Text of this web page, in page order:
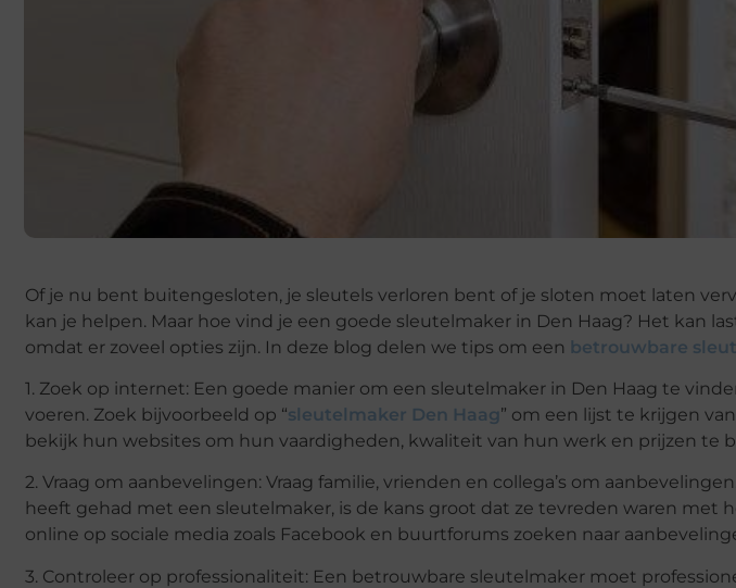
Of je nu bent buitengesloten, je sleutels verloren bent of je sloten moet laten
kan je helpen. Maar hoe vind je een goede sleutelmaker in Den Haag? Het kan
omdat er zoveel opties zijn. In deze blog delen we tips om een betrouwbare
1. Zoek op internet: Een goede manier om een sleutelmaker in Den Haag te
voeren. Zoek bijvoorbeeld op “sleutelmaker Den Haag” om een lijst te krijgen
bekijk hun websites om hun vaardigheden, kwaliteit van hun werk en prijzen te
2. Vraag om aanbevelingen: Vraag familie, vrienden en collega’s om
heeft gehad met een sleutelmaker, is de kans groot dat ze tevreden waren met
online op sociale media zoals Facebook en buurtforums zoeken naar
3. Controleer op professionaliteit: Een betrouwbare sleutelmaker moet